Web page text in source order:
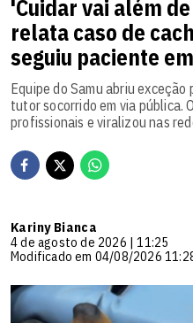
'Cuidar vai além
relata caso de
seguiu paciente
Equipe do Samu abriu
tutor socorrido em via pública.
profissionais e viralizou nas
Kariny Bianca
4 de agosto de 2026 | 11:25
Modificado em 04/08/2026